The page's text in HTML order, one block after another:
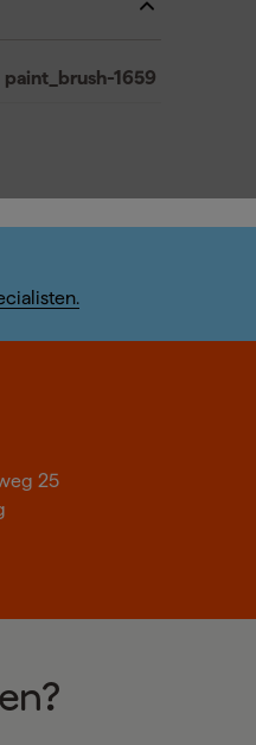
paint_brush-1659
25